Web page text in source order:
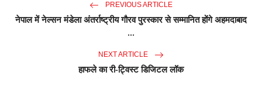
PREVIOUS ARTICLE
नेपाल में नेल्सन मंडेला अंतर्राष्ट्रीय गौरव पुरस्कार से सम्मानित होंगे अहमदाबाद
...
NEXT ARTICLE
हाफले का री-ट्विस्ट डिजिटल लॉक